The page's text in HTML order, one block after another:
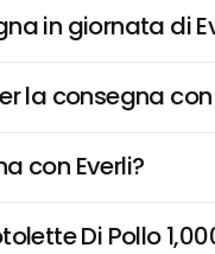
in giornata di
la consegna con
con Everli?
Di Pollo